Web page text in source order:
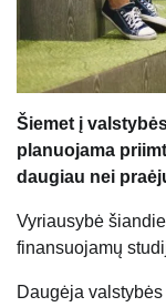
Šiemet į
planuojama
daugiau nei
Vyriausybė
finansuojamų
Daugėja